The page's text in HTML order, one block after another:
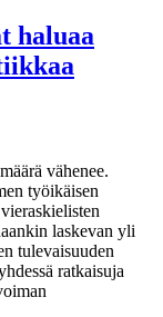
haluaa
vähenee.
työikäisen
laskevan yli
tulevaisuuden
ratkaisuja